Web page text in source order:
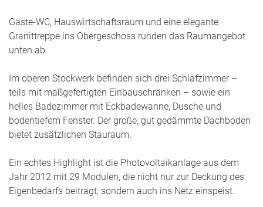
Gäste-WC, Hauswirtschaftsraum und eine elegante
Granittreppe ins Obergeschoss runden das Raumangebot
unten ab.
Im oberen Stockwerk befinden sich drei Schlafzimmer –
teils mit maßgefertigten Einbauschränken – sowie ein
helles Badezimmer mit Eckbadewanne, Dusche und
bodentiefem Fenster. Der große, gut gedämmte Dachboden
bietet zusätzlichen Stauraum.
Ein echtes Highlight ist die Photovoltaikanlage aus dem
Jahr 2012 mit 29 Modulen, die nicht nur zur Deckung des
Eigenbedarfs beiträgt, sondern auch ins Netz einspeist.